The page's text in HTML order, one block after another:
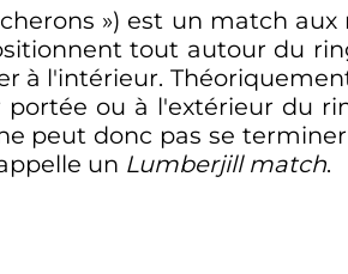
») est un match aux
tout autour du
à l'intérieur.
ou à l'extérieur du
peut donc pas se
un Lumberjill match.